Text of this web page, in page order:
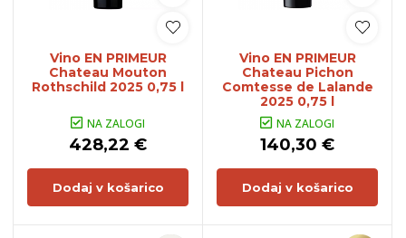
Vino EN PRIMEUR
Chateau Mouton
Rothschild 2025 0,75 l
NA ZALOGI
428,22 €
Dodaj v košarico
Vino EN PRIMEUR
Chateau Pichon
Comtesse de Lalande
2025 0,75 l
NA ZALOGI
140,30 €
Dodaj v košarico